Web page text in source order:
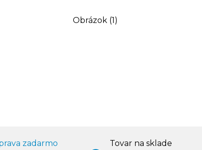
Obrázok (1)
zadarmo
Tovar na sklade